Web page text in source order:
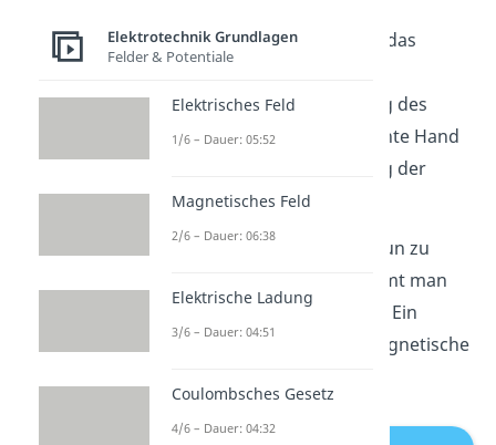
Insgesamt kann man sich das
zylindrische Ummantelung des
Leiters vorstellen. Die Rechte Hand
Regel hilft dir, die Richtung der
Feldlinien zu bestimmen.
Krümmt man den Leiter nun zu
einer Schleife, dann krümmt man
auch diese Ummantelung. Ein
Querschnitt durch das magnetische
Elektrotechnik Grundlagen
Felder & Potentiale
Elektrisches Feld
1/6 – Dauer: 05:52
Magnetisches Feld
2/6 – Dauer: 06:38
Elektrische Ladung
3/6 – Dauer: 04:51
Coulombsches Gesetz
4/6 – Dauer: 04:32